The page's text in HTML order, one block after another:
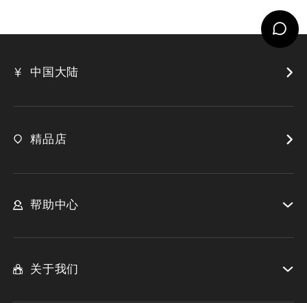
中国大陆
精品店
帮助中心
关于我们